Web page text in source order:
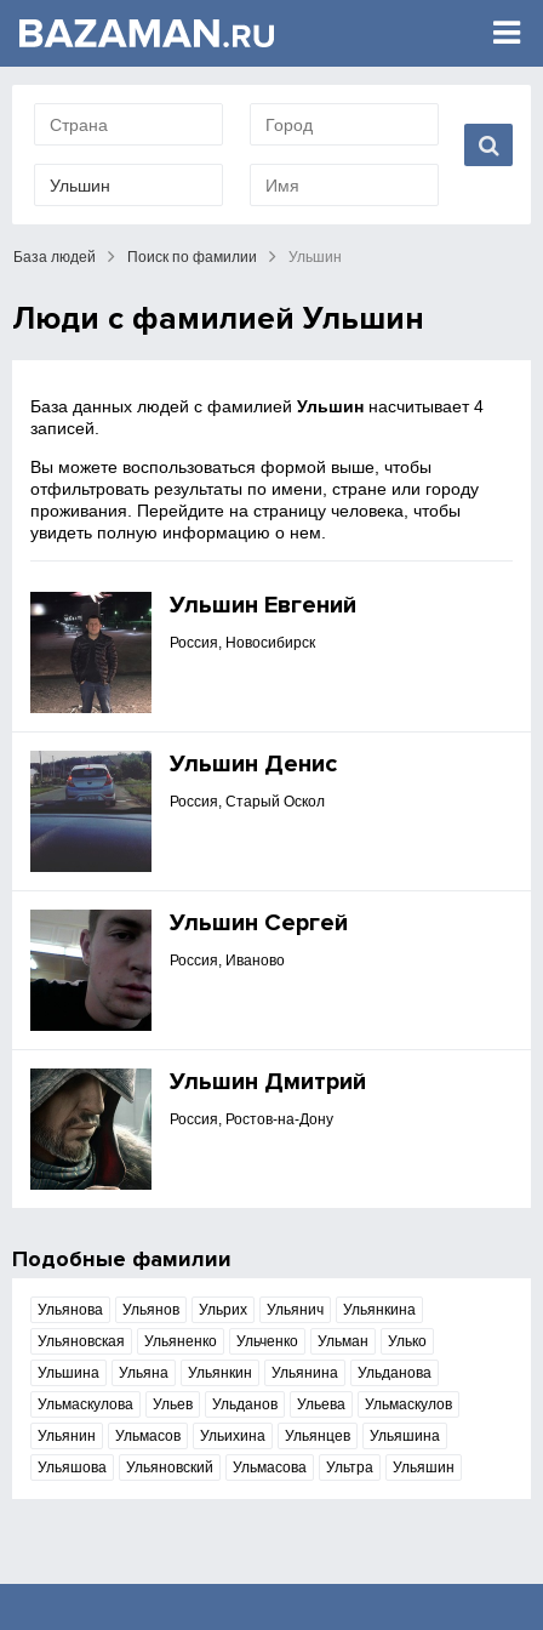
База людей Поиск по фамилии Ульшин
Люди с фамилией Ульшин
База данных людей с фамилиейУльшин насчитывает 4
записей.
Вы можете воспользоваться формой выше, чтобы
отфильтровать результаты по имени, стране или городу
проживания. Перейдите на страницу человека, чтобы
увидеть полную информацию о нем.
Ульшин Евгений
Россия, Новосибирск
Ульшин Денис
Россия, Старый Оскол
Ульшин Сергей
Россия, Иваново
Ульшин Дмитрий
Россия, Ростов-на-Дону
Подобные фамилии
Ульянова Ульянов Ульрих Ульянич
Ульянкина
Ульяновская
Ульяненко Ульченко Ульман
Улько
Ульшина
Ульяна Ульянкин Ульянина
Ульданова
Ульмаскулова
Ульев Ульданов Ульева
Ульмаскулов
Ульянин
Ульмасов Ульихина Ульянцев
Ульяшина
Ульяшова
Ульяновский Ульмасова Ультра Ульяшин